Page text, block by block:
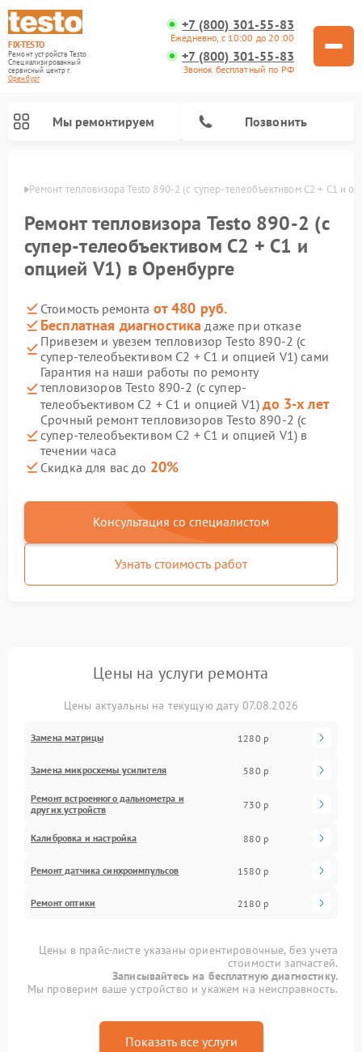
FIX-TESTO
Ремонт устройств Testo
Специализированный
cервисный центр г.
Оренбург
+7 (800) 301-55-83
Ежедневно, с 10:00 до 20:00
+7 (800) 301-55-83
Звонок бесплатный по РФ
Мы ремонтируем Позвонить
Ремонт тепловизора Testo 890-2 (c супер-телеобъективом C2 + C1 и
Ремонт тепловизора Testo 890-2 (c
супер-телеобъективом C2 + C1 и
опцией V1) в Оренбурге
Стоимость ремонта от 480 руб.
Бесплатная диагностика даже при отказе
Привезем и увезем тепловизор Testo 890-2 (c
супер-телеобъективом C2 + C1 и опцией V1) сами
Гарантия на наши работы по ремонту
тепловизоров Testo 890-2 (c супер-
телеобъективом C2 + C1 и опцией V1)до 3-х лет
Срочный ремонт тепловизоров Testo 890-2 (c
супер-телеобъективом C2 + C1 и опцией V1) в
течении часа
Скидка для вас до 20%
Консультация со специалистом
Узнать стоимость работ
Цены на услуги ремонта
Цены актуальны на текущую дату 07.08.2026
Замена матрицы 1280 р
Замена микросхемы усилителя 580 р
Ремонт встроенного дальнометра и
других устройств
730 р
Калибровка и настройка 880 р
Ремонт датчика синхроимпульсов 1580 р
Ремонт оптики 2180 р
Цены в прайс-листе указаны ориентировочные, без учета
стоимости запчастей.
Записывайтесь на бесплатную диагностику.
Мы проверим ваше устройство и укажем на неисправность.
Показать все услуги